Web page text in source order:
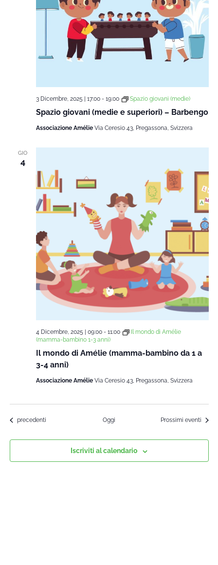
Spazio giovani (medie e superiori) – Barbengo
3 Dicembre, 2025 | 17:00- 19:00 Spazio giovani (medie)
Associazione Amélie Via Ceresio 43, Pregassona, Svizzera
GIO
4
Il mondo di Amélie (mamma-bambino da 1 a
3-4 anni)
4 Dicembre, 2025 | 09:00- 11:00
Il mondo di Amélie
(mamma-bambino 1-3 anni)
Associazione Amélie Via Ceresio 43, Pregassona, Svizzera
Corsi
precedenti Oggi Prossimi eventi
Iscriviti al calendario